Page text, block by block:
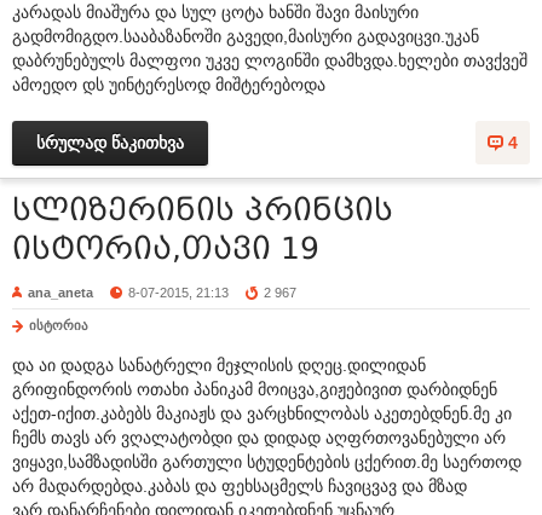
კარადას მიაშურა და სულ ცოტა ხანში შავი მაისური
გადმომიგდო.სააბაზანოში გავედი,მაისური გადავიცვი.უკან
დაბრუნებულს მალფოი უკვე ლოგინში დამხვდა.ხელები თავქვეშ
ამოედო დს უინტერესოდ მიშტერებოდა
4
სრულად წაკითხვა
სლიზერინის პრინცის
ისტორია,თავი 19
ana_aneta 8-07-2015, 21:13 2 967
ისტორია
და აი დადგა სანატრელი მეჯლისის დღეც.დილიდან
გრიფინდორის ოთახი პანიკამ მოიცვა,გიჟებივით დარბიდნენ
აქეთ-იქით.კაბებს მაკიაჟს და ვარცხნილობას აკეთებდნენ.მე კი
ჩემს თავს არ ვღალატობდი და დიდად აღფრთოვანებული არ
ვიყავი,სამზადისში გართული სტუდენტების ცქერით.მე საერთოდ
არ მადარდებდა.კაბას და ფეხსაცმელს ჩავიცვავ და მზად
ვარ.დანარჩენები დილიდან იკეთებდნენ უცნაურ